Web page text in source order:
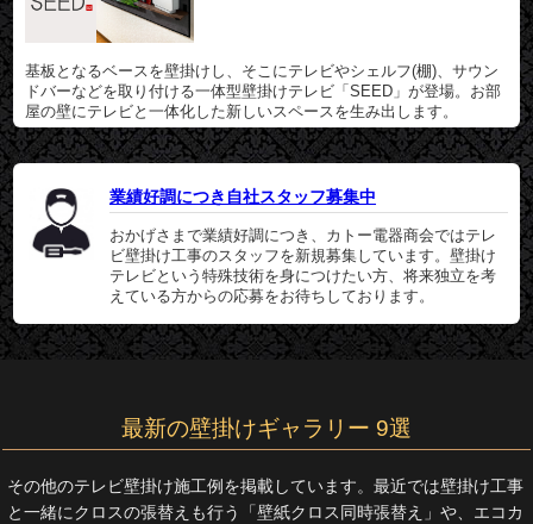
基板となるベースを壁掛けし、そこにテレビやシェルフ(棚)、サウン
ドバーなどを取り付ける一体型壁掛けテレビ「SEED」が登場。お部
屋の壁にテレビと一体化した新しいスペースを生み出します。
業績好調につき自社スタッフ募集中
おかげさまで業績好調につき、カトー電器商会ではテレ
ビ壁掛け工事のスタッフを新規募集しています。壁掛け
テレビという特殊技術を身につけたい方、将来独立を考
えている方からの応募をお待ちしております。
最新の壁掛けギャラリー 9選
その他のテレビ壁掛け施工例を掲載しています。最近では壁掛け工事
と一緒にクロスの張替えも行う「壁紙クロス同時張替え」や、エコカ